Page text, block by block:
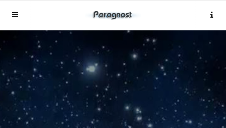
Sluit menu
MENU MEDIUMSLIVE.NL
Home
Account
UW PARAGNOSTACCOUNT
Login